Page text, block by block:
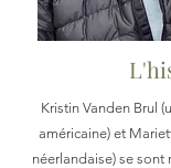
Kristin Vanden Brul
américaine) et
néerlandaise) se sont